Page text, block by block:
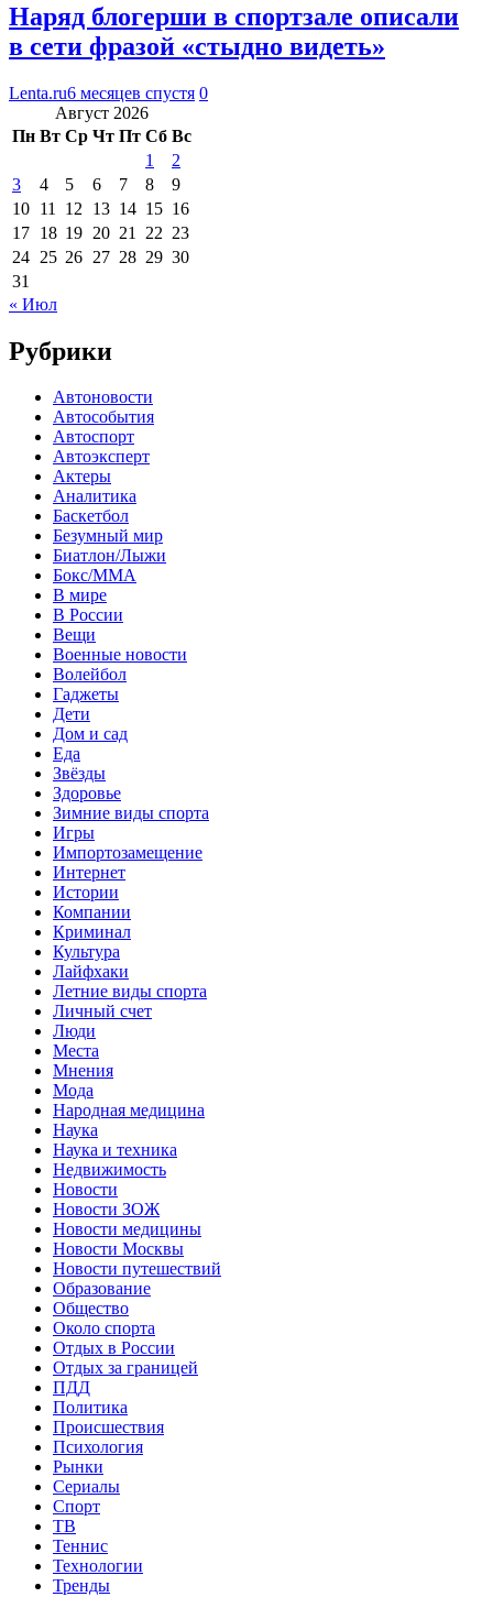
Наряд блогерши в спортзале описали
в сети фразой «стыдно видеть»
Lenta.ru6 месяцев спустя 0
Август 2026
Пн Вт Ср Чт Пт Сб Вс
1
2
3
4 5 6 7 8
9
10 11 12 13 14 15 16
17 18 19 20 21 22 23
24 25 26 27 28 29 30
31
« Июл
Рубрики
Автоновости
Автособытия
Автоспорт
Автоэксперт
Актеры
Аналитика
Баскетбол
Безумный мир
Биатлон/Лыжи
Бокс/MMA
В мире
В России
Вещи
Военные новости
Волейбол
Гаджеты
Дети
Дом и сад
Еда
Звёзды
Здоровье
Зимние виды спорта
Игры
Импортозамещение
Интернет
Истории
Компании
Криминал
Культура
Лайфхаки
Летние виды спорта
Личный счет
Люди
Места
Мнения
Мода
Народная медицина
Наука
Наука и техника
Недвижимость
Новости
Новости ЗОЖ
Новости медицины
Новости Москвы
Новости путешествий
Образование
Общество
Около спорта
Отдых в России
Отдых за границей
ПДД
Политика
Происшествия
Психология
Рынки
Сериалы
Спорт
ТВ
Теннис
Технологии
Тренды